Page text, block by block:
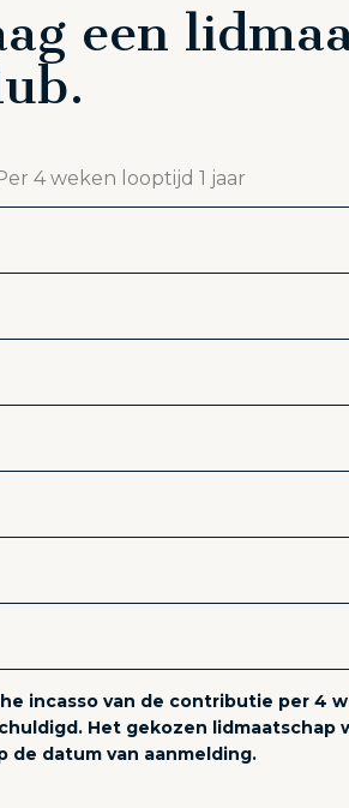
een
incasso van de contributie per 4
Het gekozen lidmaatschap
de datum van aanmelding.